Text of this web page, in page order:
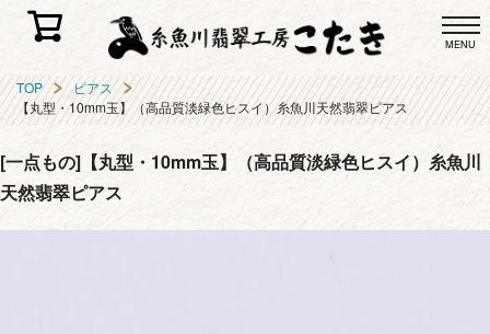
MENU
TOP
ピアス
【丸型・10mm玉】（高品質淡緑色ヒスイ）糸魚川天然翡翠ピアス
[一点もの]【丸型・10mm玉】（高品質淡緑色ヒスイ）糸魚川
天然翡翠ピアス